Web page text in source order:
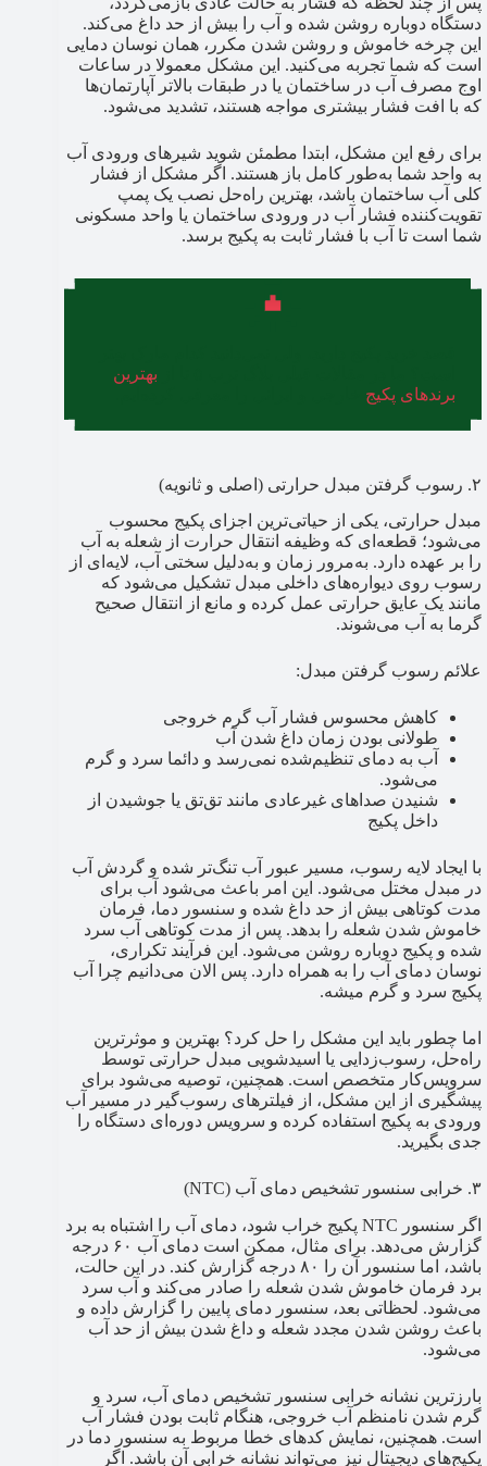
دستگاه دوباره روشن شده و آب را بیش از حد داغ می‌کند.
این چرخه خاموش و روشن شدن مکرر، همان نوسان دمایی
است که شما تجربه می‌کنید. این مشکل معمولا در ساعات
اوج مصرف آب در ساختمان یا در طبقات بالاتر آپارتمان‌ها
که با افت فشار بیشتری مواجه هستند، تشدید می‌شود.
برای رفع این مشکل، ابتدا مطمئن شوید شیرهای ورودی آب
به واحد شما به‌طور کامل باز هستند. اگر مشکل از فشار
کلی آب ساختمان باشد، بهترین راه‌حل نصب یک پمپ
تقویت‌کننده فشار آب در ورودی ساختمان یا واحد مسکونی
شما است تا آب با فشار ثابت به پکیج برسد.
بهترین
برندهای پکیج
۲. رسوب گرفتن مبدل حرارتی (اصلی و ثانویه)
مبدل حرارتی، یکی از حیاتی‌ترین اجزای پکیج محسوب
می‌شود؛ قطعه‌ای که وظیفه انتقال حرارت از شعله به آب
را بر عهده دارد. به‌مرور زمان و به‌دلیل سختی آب، لایه‌ای از
رسوب روی دیواره‌های داخلی مبدل تشکیل می‌شود که
مانند یک عایق حرارتی عمل کرده و مانع از انتقال صحیح
گرما به آب می‌شوند.
علائم رسوب گرفتن مبدل:
کاهش محسوس فشار آب گرم خروجی
طولانی بودن زمان داغ شدن آب
آب به دمای تنظیم‌شده نمی‌رسد و دائما سرد و گرم
می‌شود.
شنیدن صداهای غیرعادی مانند تق‌تق یا جوشیدن از
داخل پکیج
با ایجاد لایه رسوب، مسیر عبور آب تنگ‌تر شده و گردش آب
در مبدل مختل می‌شود. این امر باعث می‌شود آب برای
مدت کوتاهی بیش از حد داغ شده و سنسور دما، فرمان
خاموش شدن شعله را بدهد. پس از مدت کوتاهی آب سرد
شده و پکیج دوباره روشن می‌شود. این فرآیند تکراری،
نوسان دمای آب را به همراه دارد. پس الان می‌دانیم چرا آب
پکیج سرد و گرم میشه​.
اما چطور باید این مشکل را حل کرد؟ بهترین و موثرترین
راه‌حل، رسوب‌زدایی یا اسیدشویی مبدل حرارتی توسط
سرویس‌کار متخصص است. همچنین، توصیه می‌شود برای
پیشگیری از این مشکل، از فیلترهای رسوب‌گیر در مسیر آب
ورودی به پکیج استفاده کرده و سرویس دوره‌ای دستگاه را
جدی بگیرید.
۳. خرابی سنسور تشخیص دمای آب (NTC)
اگر سنسور NTC پکیج خراب شود، دمای آب را اشتباه به برد
گزارش می‌دهد. برای مثال، ممکن است دمای آب ۶۰ درجه
باشد، اما سنسور آن را ۸۰ درجه گزارش کند. در این حالت،
برد فرمان خاموش شدن شعله را صادر می‌کند و آب سرد
می‌شود. لحظاتی بعد، سنسور دمای پایین را گزارش داده و
باعث روشن شدن مجدد شعله و داغ شدن بیش از حد آب
می‌شود.
بارزترین نشانه خرابی سنسور تشخیص دمای آب، سرد و
گرم شدن نامنظم آب خروجی، هنگام ثابت بودن فشار آب
است. همچنین، نمایش کدهای خطا مربوط به سنسور دما در
پکیج‌های دیجیتال نیز می‌تواند نشانه خرابی آن باشد. اگر